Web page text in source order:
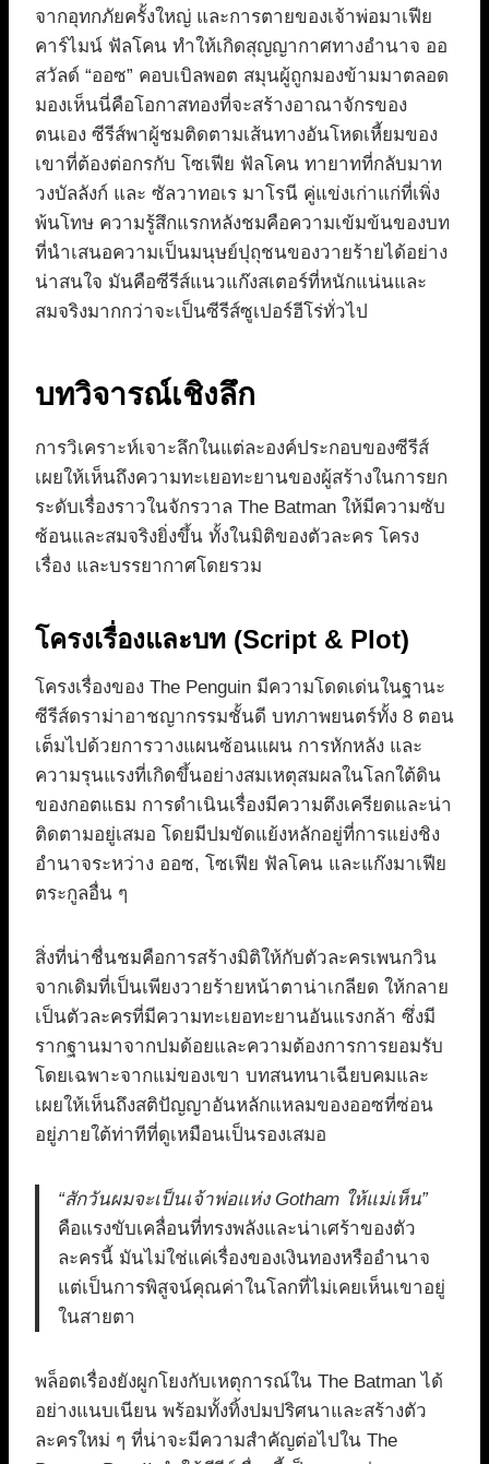
จากอุทกภัยครั้งใหญ่ และการตายของเจ้าพ่อมาเฟีย
คาร์ไมน์ ฟัลโคน ทำให้เกิดสุญญากาศทางอำนาจ ออ
สวัลด์ “ออซ” คอบเบิลพอต สมุนผู้ถูกมองข้ามมาตลอด
มองเห็นนี่คือโอกาสทองที่จะสร้างอาณาจักรของ
ตนเอง ซีรีส์พาผู้ชมติดตามเส้นทางอันโหดเหี้ยมของ
เขาที่ต้องต่อกรกับ โซเฟีย ฟัลโคน ทายาทที่กลับมาท
วงบัลลังก์ และ ซัลวาทอเร มาโรนี คู่แข่งเก่าแก่ที่เพิ่ง
พ้นโทษ ความรู้สึกแรกหลังชมคือความเข้มข้นของบท
ที่นำเสนอความเป็นมนุษย์ปุถุชนของวายร้ายได้อย่าง
น่าสนใจ มันคือซีรีส์แนวแก๊งสเตอร์ที่หนักแน่นและ
สมจริงมากกว่าจะเป็นซีรีส์ซูเปอร์ฮีโร่ทั่วไป
บทวิจารณ์เชิงลึก
การวิเคราะห์เจาะลึกในแต่ละองค์ประกอบของซีรีส์
เผยให้เห็นถึงความทะเยอทะยานของผู้สร้างในการยก
ระดับเรื่องราวในจักรวาล The Batman ให้มีความซับ
ซ้อนและสมจริงยิ่งขึ้น ทั้งในมิติของตัวละคร โครง
เรื่อง และบรรยากาศโดยรวม
โครงเรื่องและบท (Script & Plot)
โครงเรื่องของ The Penguin มีความโดดเด่นในฐานะ
ซีรีส์ดราม่าอาชญากรรมชั้นดี บทภาพยนตร์ทั้ง 8 ตอน
เต็มไปด้วยการวางแผนซ้อนแผน การหักหลัง และ
ความรุนแรงที่เกิดขึ้นอย่างสมเหตุสมผลในโลกใต้ดิน
ของกอตแธม การดำเนินเรื่องมีความตึงเครียดและน่า
ติดตามอยู่เสมอ โดยมีปมขัดแย้งหลักอยู่ที่การแย่งชิง
อำนาจระหว่าง ออซ, โซเฟีย ฟัลโคน และแก๊งมาเฟีย
ตระกูลอื่น ๆ
สิ่งที่น่าชื่นชมคือการสร้างมิติให้กับตัวละครเพนกวิน
จากเดิมที่เป็นเพียงวายร้ายหน้าตาน่าเกลียด ให้กลาย
เป็นตัวละครที่มีความทะเยอทะยานอันแรงกล้า ซึ่งมี
รากฐานมาจากปมด้อยและความต้องการการยอมรับ
โดยเฉพาะจากแม่ของเขา บทสนทนาเฉียบคมและ
เผยให้เห็นถึงสติปัญญาอันหลักแหลมของออซที่ซ่อน
อยู่ภายใต้ท่าทีที่ดูเหมือนเป็นรองเสมอ
“สักวันผมจะเป็นเจ้าพ่อแห่ง Gotham ให้แม่เห็น”
คือแรงขับเคลื่อนที่ทรงพลังและน่าเศร้าของตัว
ละครนี้ มันไม่ใช่แค่เรื่องของเงินทองหรืออำนาจ
แต่เป็นการพิสูจน์คุณค่าในโลกที่ไม่เคยเห็นเขาอยู่
ในสายตา
พล็อตเรื่องยังผูกโยงกับเหตุการณ์ใน The Batman ได้
อย่างแนบเนียน พร้อมทั้งทิ้งปมปริศนาและสร้างตัว
ละครใหม่ ๆ ที่น่าจะมีความสำคัญต่อไปใน The